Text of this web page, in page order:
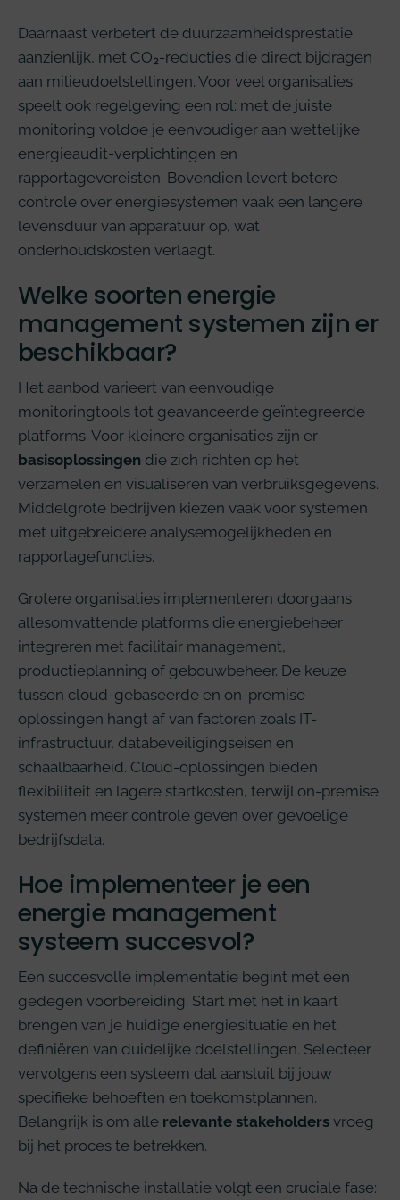
Daarnaast verbetert de duurzaamheidsprestatie
aanzienlijk, met CO₂-reducties die direct bijdragen
aan milieudoelstellingen. Voor veel organisaties
speelt ook regelgeving een rol: met de juiste
monitoring voldoe je eenvoudiger aan wettelijke
energieaudit-verplichtingen en
rapportagevereisten. Bovendien levert betere
controle over energiesystemen vaak een langere
levensduur van apparatuur op, wat
onderhoudskosten verlaagt.
Welke soorten energie
management systemen zijn er
beschikbaar?
Het aanbod varieert van eenvoudige
monitoringtools tot geavanceerde geïntegreerde
platforms. Voor kleinere organisaties zijn er
basisoplossingen die zich richten op het
verzamelen en visualiseren van verbruiksgegevens.
Middelgrote bedrijven kiezen vaak voor systemen
met uitgebreidere analysemogelijkheden en
rapportagefuncties.
Grotere organisaties implementeren doorgaans
allesomvattende platforms die energiebeheer
integreren met facilitair management,
productieplanning of gebouwbeheer. De keuze
tussen cloud-gebaseerde en on-premise
oplossingen hangt af van factoren zoals IT-
infrastructuur, databeveiligingseisen en
schaalbaarheid. Cloud-oplossingen bieden
flexibiliteit en lagere startkosten, terwijl on-premise
systemen meer controle geven over gevoelige
bedrijfsdata.
Hoe implementeer je een
energie management
systeem succesvol?
Een succesvolle implementatie begint met een
gedegen voorbereiding. Start met het in kaart
brengen van je huidige energiesituatie en het
definiëren van duidelijke doelstellingen. Selecteer
vervolgens een systeem dat aansluit bij jouw
specifieke behoeften en toekomstplannen.
Belangrijk is om alle relevante stakeholders vroeg
bij het proces te betrekken.
Na de technische installatie volgt een cruciale fase: